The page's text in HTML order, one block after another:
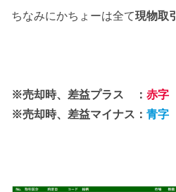
ちなみにかちょーは全て現物取引
※売却時、差益プラス ： 赤字
※売却時、差益マイナス： 青字